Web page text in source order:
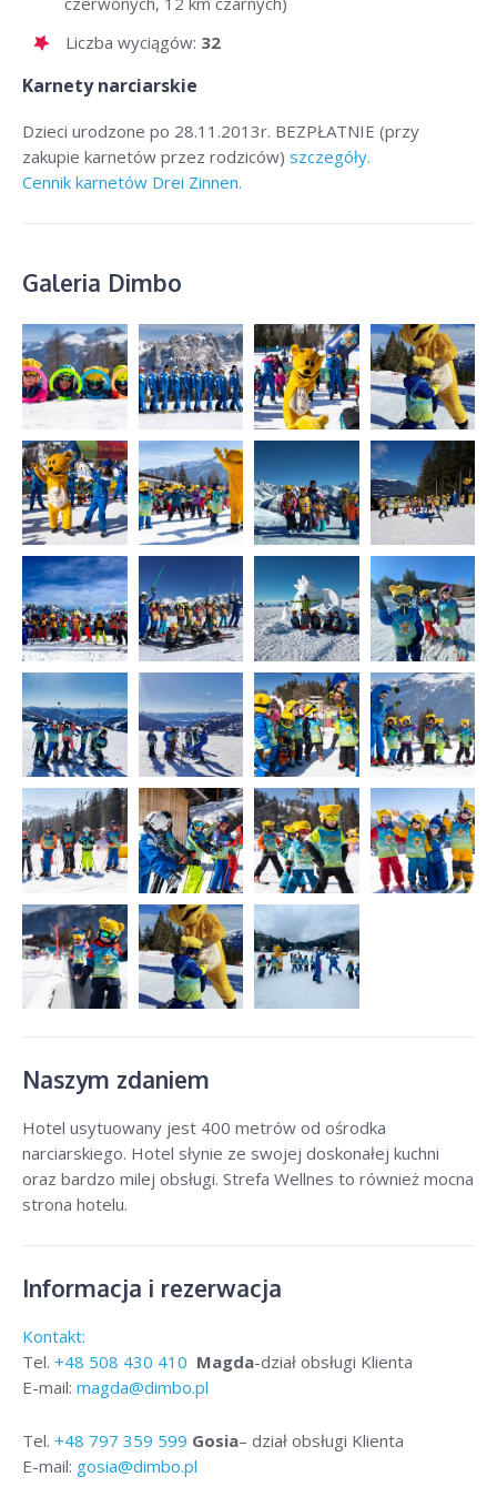
Liczba wyciągów: 32
Karnety narciarskie
Dzieci urodzone po 28.11.2013r. BEZPŁATNIE (przy
zakupie karnetów przez rodziców) szczegóły.
Cennik karnetów Drei Zinnen.
Galeria Dimbo
Naszym zdaniem
Hotel usytuowany jest 400 metrów od ośrodka
narciarskiego. Hotel słynie ze swojej doskonałej kuchni
oraz bardzo milej obsługi. Strefa Wellnes to również mocna
strona hotelu.
Informacja i rezerwacja
Kontakt:
Tel. +48 508 430 410 Magda-dział obsługi Klienta
E-mail: magda@dimbo.pl
Tel. +48 797 359 599 Gosia– dział obsługi Klienta
E-mail: gosia@dimbo.pl